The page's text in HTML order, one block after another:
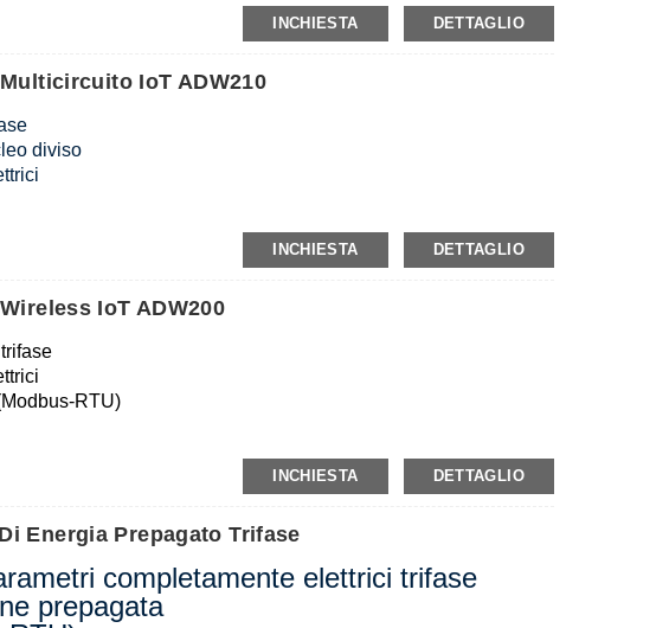
INCHIESTA DETTAGLIO
IoT ADW210
diviso
e misurazione della corrente di dispersione), AWT100
INCHIESTA DETTAGLIO
IoT ADW200
RTU)
e misurazione della corrente di dispersione), AWT100
INCHIESTA DETTAGLIO
Energia Prepagato Trifase
completamente elettrici trifase
prepagata